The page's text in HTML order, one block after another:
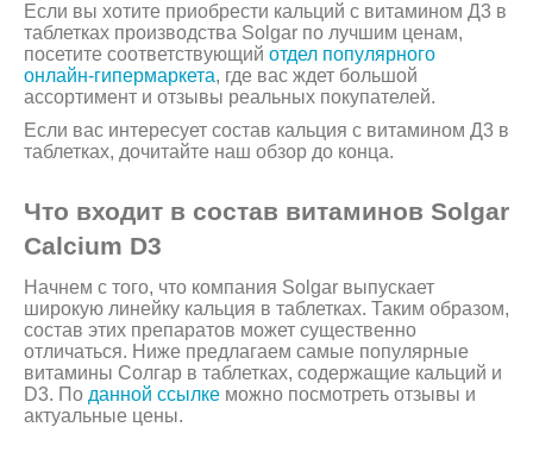
Если вы хотите приобрести кальций с витамином Д3 в
таблетках производства Solgar по лучшим ценам,
посетите соответствующий отдел популярного
онлайн-гипермаркета, где вас ждет большой
ассортимент и отзывы реальных покупателей.
Если вас интересует состав кальция с витамином Д3 в
таблетках, дочитайте наш обзор до конца.
Что входит в состав витаминов Solgar
Calcium D3
Начнем с того, что компания Solgar выпускает
широкую линейку кальция в таблетках. Таким образом,
состав этих препаратов может существенно
отличаться. Ниже предлагаем самые популярные
витамины Солгар в таблетках, содержащие кальций и
D3. По данной ссылке можно посмотреть отзывы и
актуальные цены.